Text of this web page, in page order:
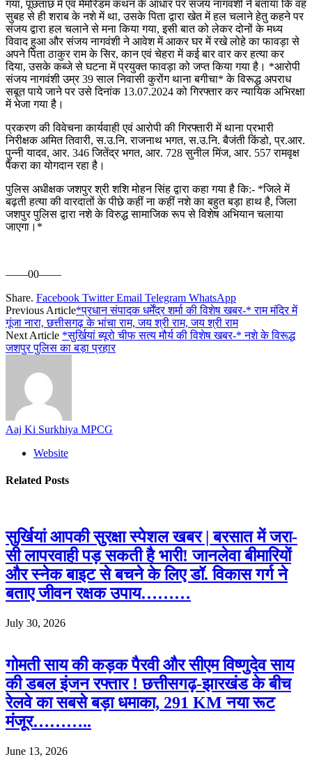
गया, पूछताछ में एवं मेमोरेंडम कथन के आधार पर संजय नागवंशी ने बताया कि वह
सुबह से ही शराब के नशे में था, उसके पिता द्वारा खेत में हल चलाने हेतु कहने पर
संजय द्वारा हल चलाने से मना किया गया, इसी बात को लेकर दोनों के मध्य
विवाद हुआ और संजय नागवंशी ने आवेश में आकर घर में रखे लोहे का फावड़ा से
अपने पिता ठाकुर राम के सिर, कान एवं चेहरा में कई बार वार कर हत्या कर
दिया, उसके कब्जे से घटना में प्रयुक्त फावड़ा को जप्त किया गया है। *आरोपी
संजय नागवंशी उम्र 39 साल निवासी कुरोंग थाना बगीचा* के विरूद्ध अपराध
सबूत पाये जाने पर उसे दिनांक 13.07.2024 को गिरफ्तार कर न्यायिक अभिरक्षा
में भेजा गया है।
प्रकरण की विवेचना कार्यवाही एवं आरोपी की गिरफ्तारी में थाना प्रभारी
निरीक्षक अमित तिवारी, स.उ.नि. राजनाथ भगत, स.उ.नि. बैजंती किंडो, प्र.आर.
पुन्नी यादव, आर. 346 जितेंद्र भगत, आर. 728 सुनील मिंज, आर. 557 रामवृक्ष
पैंकरा का योगदान रहा है।
पुलिस अधीक्षक जशपुर श्री शशि मोहन सिंह द्वारा कहा गया है कि:- *जिले में
बढ़ती हत्या की वारदातों के पीछे कहीं ना कहीं नशे का बहुत बड़ा हाथ है, जिला
जशपुर पुलिस द्वारा नशे के विरुद्ध सामाजिक रूप से विशेष अभियान चलाया
जाएगा।*
——00——
Share. Facebook Twitter Email Telegram WhatsApp
Previous Article*प्रधान संपादक धर्मेंद्र शर्मा की विशेष खबर-* राम मंदिर में
गूंजा नारा, छत्तीसगढ़ के भांचा राम, जय श्री राम, जय श्री राम
Next Article *सुर्खियां ब्यूरो चीफ सत्य मौर्य की विशेष खबर-* नशे के विरूद्ध
जशपुर पुलिस का बड़ा प्रहार
Aaj Ki Surkhiya MPCG
Website
Related Posts
सुर्खियां आपकी सुरक्षा स्पेशल खबर | बरसात में जरा-
सी लापरवाही पड़ सकती है भारी! जानलेवा बीमारियों
और स्नेक बाइट से बचने के लिए डॉ. विकास गर्ग ने
बताए जीवन रक्षक उपाय………
July 30, 2026
गोमती साय की कड़क पैरवी और सीएम विष्णुदेव साय
की डबल इंजन रफ्तार ! छत्तीसगढ़-झारखंड के बीच
रेलवे का सबसे बड़ा धमाका, 291 KM नया रूट
मंजूर………..
June 13, 2026